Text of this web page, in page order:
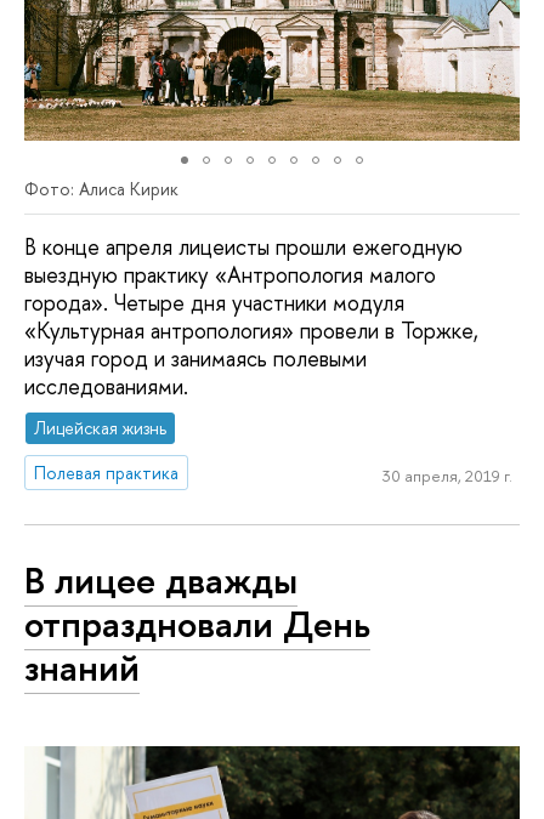
Фото: Алиса Кирик
В конце апреля лицеисты прошли ежегодную
выездную практику «Антропология малого
города». Четыре дня участники модуля
«Культурная антропология» провели в Торжке,
изучая город и занимаясь полевыми
исследованиями.
Лицейская жизнь
Полевая практика
30 апреля, 2019 г.
В лицее дважды
отпраздновали День
знаний